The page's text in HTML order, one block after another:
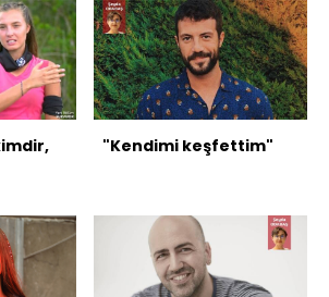
"Kendimi keşfettim"